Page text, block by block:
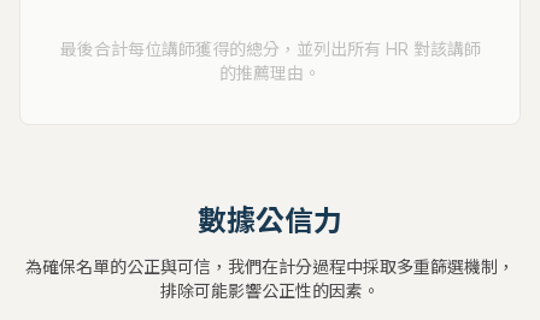
最後合計每位講師獲得的總分，並列出所有 HR 對該講師
的推薦理由。
數據公信力
為確保名單的公正與可信，我們在計分過程中採取多重篩選機制，
排除可能影響公正性的因素。